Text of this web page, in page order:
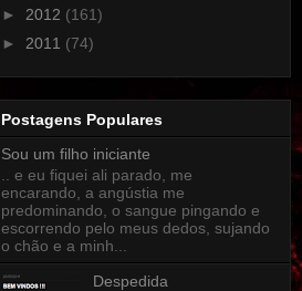
► 2012 (161)
► 2011 (74)
Postagens Populares
Sou um filho iniciante
.. e eu fiquei ali parado, me
encarando, a angústia me
predominando, o sangue pingando e
escorrendo pelo meus dedos, sujando
o chão e a minh...
Despedida